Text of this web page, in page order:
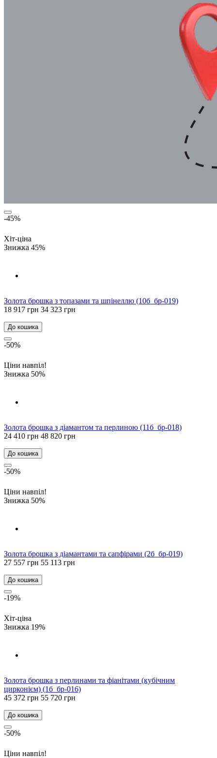
-45%
Хіт-ціна
Знижка 45%
Золота брошка з топазами та шпінеллю (10б_бр-019)
18 917 грн 34 323 грн
До кошика
-50%
Ціни навпіл!
Знижка 50%
Золота брошка з діамантом та перлиною (11б_бр-018)
24 410 грн 48 820 грн
До кошика
-50%
Ціни навпіл!
Знижка 50%
Золота брошка з діамантами та сапфірами (2б_бр-019)
27 557 грн 55 113 грн
До кошика
-19%
Хіт-ціна
Знижка 19%
Золота брошка з перлинами та фіанітами (кубічним
цирконієм) (1б_бр-016)
45 372 грн 55 720 грн
До кошика
-50%
Ціни навпіл!